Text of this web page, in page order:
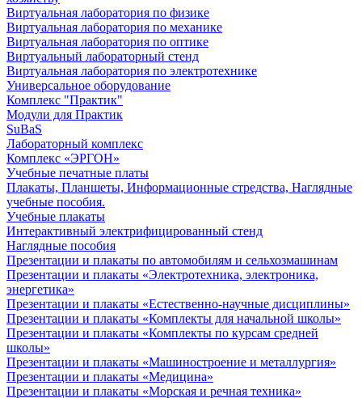
Виртуальная лаборатория по физике
Виртуальная лаборатория по механике
Виртуальная лаборатория по оптике
Виртуальный лабораторный стенд
Виртуальная лаборатория по электротехнике
Универсальное оборудование
Комплекс "Практик"
Модули для Практик
SuBaS
Лабораторный комплекс
Комплекс «ЭРГОН»
Учебные печатные платы
Плакаты, Планшеты, Информационные стредства, Наглядные
учебные пособия.
Учебные плакаты
Интерактивный электрифицированный стенд
Наглядные пособия
Презентации и плакаты по автомобилям и сельхозмашинам
Презентации и плакаты «Электротехника, электроника,
энергетика»
Презентации и плакаты «Естественно-научные дисциплины»
Презентации и плакаты «Комплекты для начальной школы»
Презентации и плакаты «Комплекты по курсам средней
школы»
Презентации и плакаты «Машиностроение и металлургия»
Презентации и плакаты «Медицина»
Презентации и плакаты «Морская и речная техника»